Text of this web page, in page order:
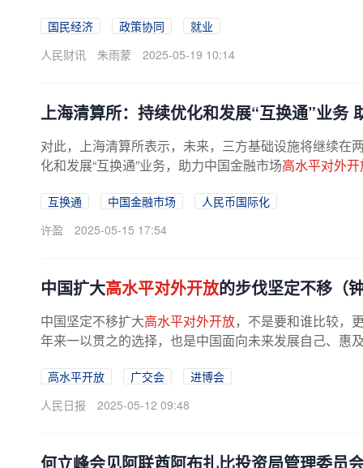
国民经济 政策协同
就业
人民财讯
朱雨蒙 2025-05-19 10:14
上海清算所：持续优化和发展“互换通”业务
对此，上海清算所表示，未来，三方基础设施将继续在
化和发展“互换通”业务，助力中国金融市场高水平对外
互换通 中国金融市场
人民币国际化
许盈
2025-05-15 17:54
中国扩大高水平对外开放的步伐坚定不移（
中国坚定不移扩大高水平对外开放，不是要和谁比较，
年来一以贯之的选择，也是中国面向未来发展自己、惠
高水平开放 广交会
进博会
人民日报
2025-05-12 09:48
何立峰会见阿联酋阿布扎比投资局管理委员